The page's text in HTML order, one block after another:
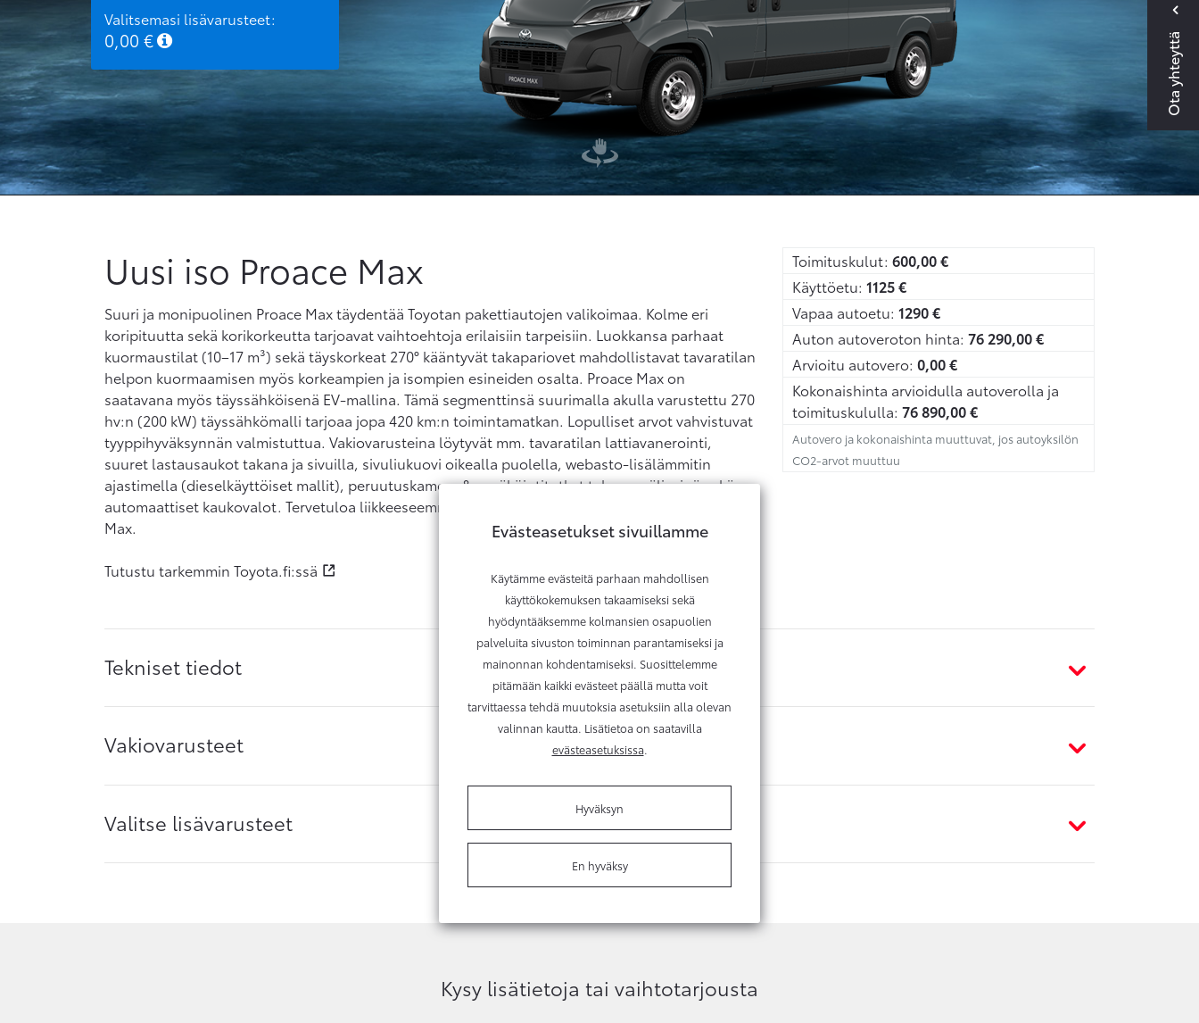
Ota yhteyttä
Valitsemasi lisävarusteet:
0,00 €
Uusi iso Proace Max
Suuri ja monipuolinen Proace Max täydentää Toyotan pakettiautojen valikoimaa. Kolme eri
koripituutta sekä korikorkeutta tarjoavat vaihtoehtoja erilaisiin tarpeisiin. Luokkansa parhaat
kuormaustilat (10–17 m³) sekä täyskorkeat 270° kääntyvät takapariovet mahdollistavat tavaratilan
helpon kuormaamisen myös korkeampien ja isompien esineiden osalta. Proace Max on
saatavana myös täyssähköisenä EV-mallina. Tämä segmenttinsä suurimalla akulla varustettu 270
hv:n (200 kW) täyssähkömalli tarjoaa jopa 420 km:n toimintamatkan. Lopulliset arvot vahvistuvat
tyyppihyväksynnän valmistuttua. Vakiovarusteina löytyvät mm. tavaratilan lattiavanerointi,
suuret lastausaukot takana ja sivuilla, sivuliukuovi oikealla puolella, webasto-lisälämmitin
ajastimella (dieselkäyttöiset mallit), peruutuskamera & pysäköintitutkat takana, väliseinä sekä
automaattiset kaukovalot. Tervetuloa liikkeeseemme tutustumaan ja koeajamaan uusi iso Proace
Max.
Tutustu tarkemmin Toyota.fi:ssä
Toimituskulut: 600,00€
Käyttöetu: 1125€
Vapaa autoetu: 1290€
Auton autoveroton hinta: 76 290,00€
Arvioitu autovero: 0,00€
Kokonaishinta arvioidulla autoverolla ja
toimituskululla: 76 890,00€
Autovero ja kokonaishinta muuttuvat, jos autoyksilön
CO2-arvot muuttuu
Tekniset tiedot
Vakiovarusteet
Valitse lisävarusteet
Kysy lisätietoja tai vaihtotarjousta
Evästeasetukset sivuillamme
Käytämme evästeitä parhaan mahdollisen
käyttökokemuksen takaamiseksi sekä
hyödyntääksemme kolmansien osapuolien
palveluita sivuston toiminnan parantamiseksi ja
mainonnan kohdentamiseksi. Suosittelemme
pitämään kaikki evästeet päällä mutta voit
tarvittaessa tehdä muutoksia asetuksiin alla olevan
valinnan kautta. Lisätietoa on saatavilla
evästeasetuksissa.
Hyväksyn
En hyväksy